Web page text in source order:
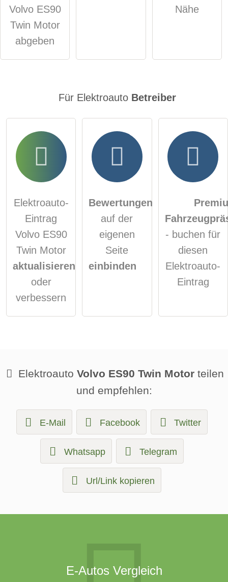
Hinweis:Bitte beachten Sie, öffentliche Fragen sindfür alle
Klicken Sie hier um eine
Elektroauto-Eintrag zu stellen
Volvo ES90
Twin Motor
abgeben
Nähe
Für Elektroauto Betreiber
Elektroauto-
Eintrag
Volvo ES90
Twin Motor
aktualisieren
oder
verbessern
Bewertungen
auf der
eigenen
Seite
einbinden
- buchen für
diesen
Elektroauto-
Eintrag
ElektroautoVolvo ES90 Twin Motor teilen
und empfehlen:
E-Mail Facebook Twitter
Whatsapp Telegram
Url/Link kopieren
E-Autos Vergleich